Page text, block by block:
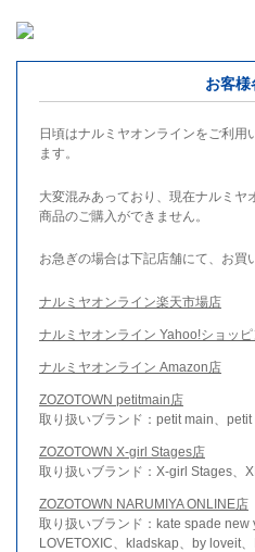
お客様
日頃はナルミヤオンラインをご利
ます。
大変混みあっており、現在ナルミヤ
商品のご購入ができません。
お急ぎの場合は下記店舗にて、お買
ナルミヤオンライン楽天市場店
ナルミヤオンライン Yahoo!ショッ
ナルミヤオンライン Amazon店
ZOZOTOWN petitmain店
取り扱いブランド：petit main、
ZOZOTOWN X-girl Stages店
取り扱いブランド：X-girl Stages、
ZOZOTOWN NARUMIYA ONLINE店
取り扱いブランド：kate spade new
LOVETOXIC、kladskap、by loveit